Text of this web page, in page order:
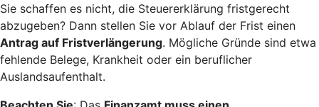
Sie schaffen es nicht, die Steuererklärung fristgerecht
abzugeben? Dann stellen Sie vor Ablauf der Frist einen
Antrag auf Fristverlängerung. Mögliche Gründe sind etwa
fehlende Belege, Krankheit oder ein beruflicher
Auslandsaufenthalt.